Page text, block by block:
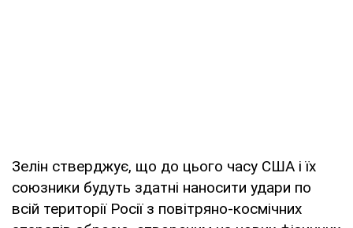
Зелін стверджує, що до цього часу США і їх
союзники будуть здатні наносити удари по
всій території Росії з повітряно-космічних